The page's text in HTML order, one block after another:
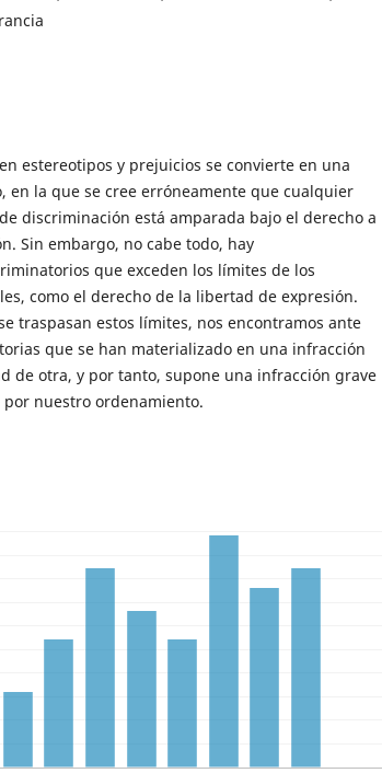
estereotipos y prejuicios se convierte en una
en la que se cree erróneamente que cualquier
discriminación está amparada bajo el derecho a
Sin embargo, no cabe todo, hay
que exceden los límites de los
como el derecho de la libertad de expresión.
traspasan estos límites, nos encontramos ante
que se han materializado en una infracción
de otra, y por tanto, supone una infracción grave
nuestro ordenamiento.